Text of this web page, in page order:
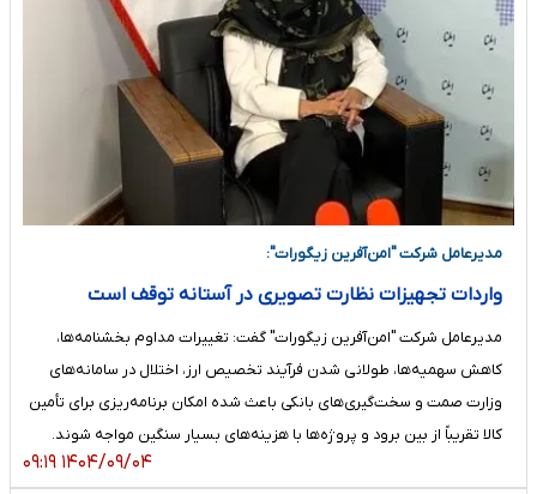
مدیرعامل شرکت "امن‌آفرین زیگورات":
واردات تجهیزات نظارت تصویری در آستانه توقف است
مدیرعامل شرکت "امن‌آفرین زیگورات" گفت: تغییرات مداوم بخشنامه‌ها،
کاهش سهمیه‌ها، طولانی شدن فرآیند تخصیص ارز، اختلال در سامانه‌های
وزارت صمت و سخت‌گیری‌های بانکی باعث شده امکان برنامه‌ریزی برای تأمین
کالا تقریباً از بین برود و پروژه‌ها با هزینه‌های بسیار سنگین مواجه شوند.
۱۴۰۴/۰۹/۰۴ ۰۹:۱۹